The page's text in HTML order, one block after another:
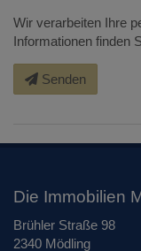
Wir verarbeiten Ihre
Informationen finden
Senden
Die Immobilien
Brühler Straße 98
2340 Mödling